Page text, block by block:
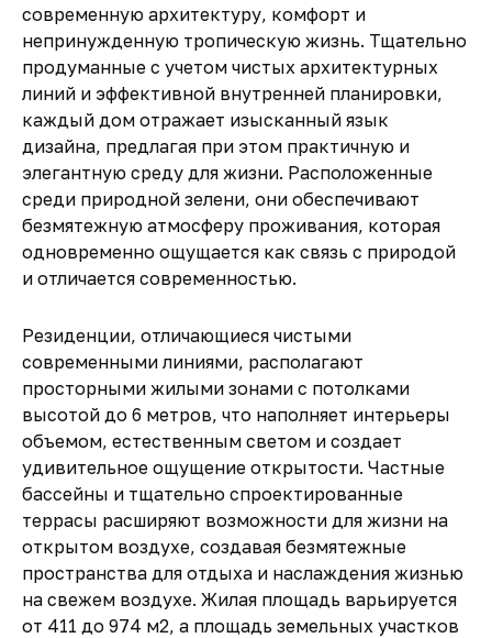
современную архитектуру, комфорт и
непринужденную тропическую жизнь. Тщательно
продуманные с учетом чистых архитектурных
линий и эффективной внутренней планировки,
каждый дом отражает изысканный язык
дизайна, предлагая при этом практичную и
элегантную среду для жизни. Расположенные
среди природной зелени, они обеспечивают
безмятежную атмосферу проживания, которая
одновременно ощущается как связь с природой
и отличается современностью.
Резиденции, отличающиеся чистыми
современными линиями, располагают
просторными жилыми зонами с потолками
высотой до 6 метров, что наполняет интерьеры
объемом, естественным светом и создает
удивительное ощущение открытости. Частные
бассейны и тщательно спроектированные
террасы расширяют возможности для жизни на
открытом воздухе, создавая безмятежные
пространства для отдыха и наслаждения жизнью
на свежем воздухе. Жилая площадь варьируется
от 411 до 974 м2, а площадь земельных участков